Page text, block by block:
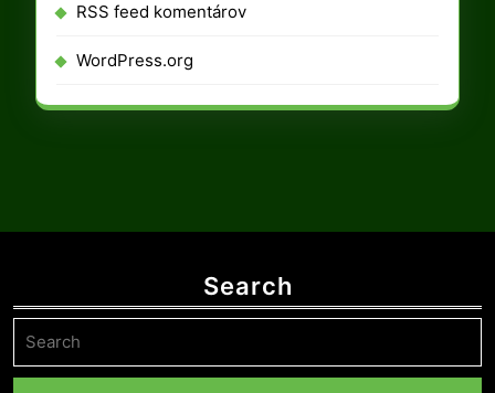
RSS feed komentárov
WordPress.org
Search
for: